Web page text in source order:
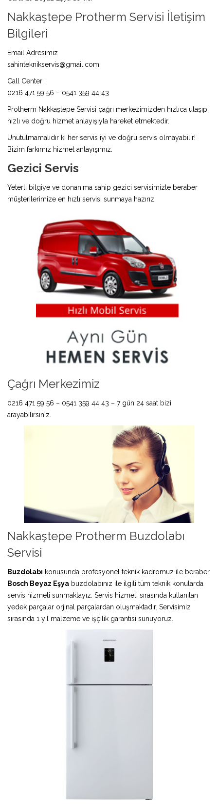
Nakkaştepe Protherm Servisi İletişim
Bilgileri
Email Adresimiz
sahinteknikservis@gmail.com
Call Center :
0216 471 59 56 – 0541 359 44 43
Protherm Nakkaştepe Servisi çağrı merkezimizden hızlıca ulaşıp,
hızlı ve doğru hizmet anlayışıyla hareket etmektedir.
Unutulmamalıdır ki her servis iyi ve doğru servis olmayabilir!
Bizim farkımız hizmet anlayışımız.
Gezici Servis
Yeterli bilgiye ve donanıma sahip gezici servisimizle beraber
müşterilerimize en hızlı servisi sunmaya hazırız.
Çağrı Merkezimiz
0216 471 59 56 – 0541 359 44 43 – 7 gün 24 saat bizi
arayabilirsiniz.
Nakkaştepe Protherm Buzdolabı
Servisi
Buzdolabı konusunda profesyonel teknik kadromuz ile beraber
Bosch Beyaz Eşya buzdolabınız ile ilgili tüm teknik konularda
servis hizmeti sunmaktayız. Servis hizmeti sırasında kullanılan
yedek parçalar orjinal parçalardan oluşmaktadır. Servisimiz
sırasında 1 yıl malzeme ve işçilik garantisi sunuyoruz.